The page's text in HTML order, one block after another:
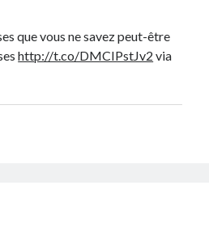
que vous ne savez peut-être
http://t.co/DMCIPstJv2 via